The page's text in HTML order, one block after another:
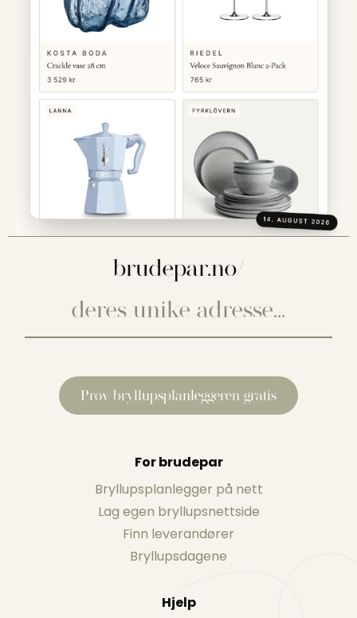
brudepar.no/
Prøv bryllupsplanleggeren gratis
For brudepar
Bryllupsplanlegger på nett
Lag egen bryllupsnettside
Finn leverandører
Bryllupsdagene
Hjelp